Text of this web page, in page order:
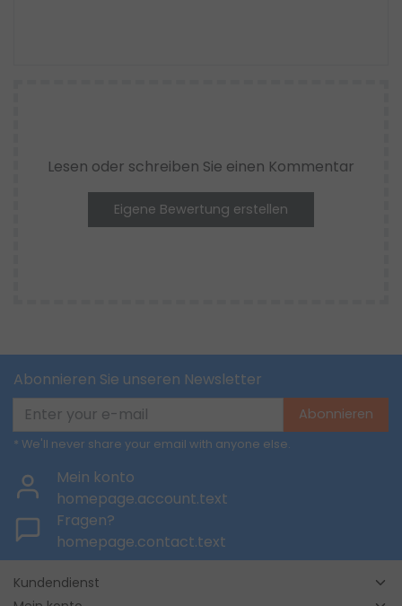
Lesen oder schreiben Sie einen Kommentar
Eigene Bewertung erstellen
Abonnieren Sie unseren Newsletter
Abonnieren
* We'll never share your email with anyone else.
Mein konto
homepage.account.text
Fragen?
homepage.contact.text
Kundendienst